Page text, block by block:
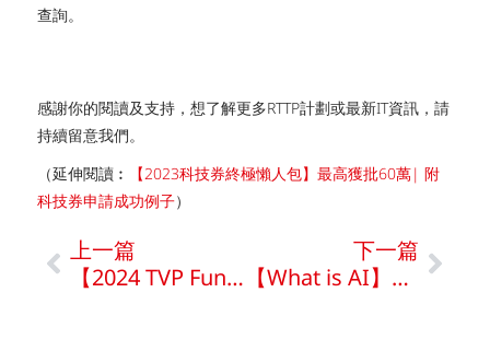
查詢。
感謝你的閱讀及支持，想了解更多RTTP計劃或最新IT資訊，請
持續留意我們。
（延伸閱讀︰
【2023科技券終極懶人包】最高獲批60萬| 附
科技券申請成功例子）
上一篇
【2024 TVP Funding Guide】Get up to $600K | Success Stories
下一篇
【What is AI】Use AI to Improve Business & ROI